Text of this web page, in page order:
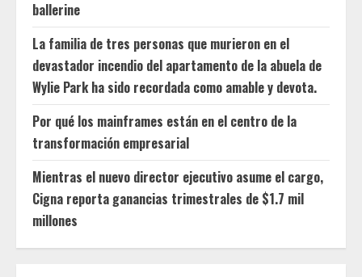
ballerine
La familia de tres personas que murieron en el
devastador incendio del apartamento de la abuela de
Wylie Park ha sido recordada como amable y devota.
Por qué los mainframes están en el centro de la
transformación empresarial
Mientras el nuevo director ejecutivo asume el cargo,
Cigna reporta ganancias trimestrales de $1.7 mil
millones